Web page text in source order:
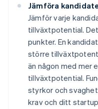
Jämföra
Jämför varje
tillväxtpotential.
punkter. En
större
än någon med mer
tillväxtpotential.
styrkor och
krav och ditt